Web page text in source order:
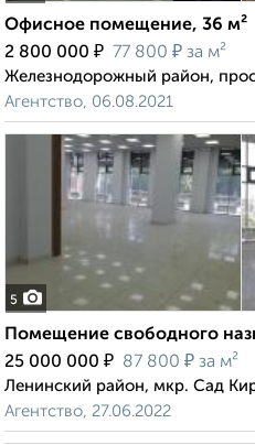
Офисное помещение, 36 м²
2 800 000 ₽ 77 800 ₽ за м²
Железнодорожный район,
Агентство, 06.08.2021
5
Помещение свободного
25 000 000 ₽ 87 800 ₽ за м²
Ленинский район, мкр. Сад
Агентство, 27.06.2022